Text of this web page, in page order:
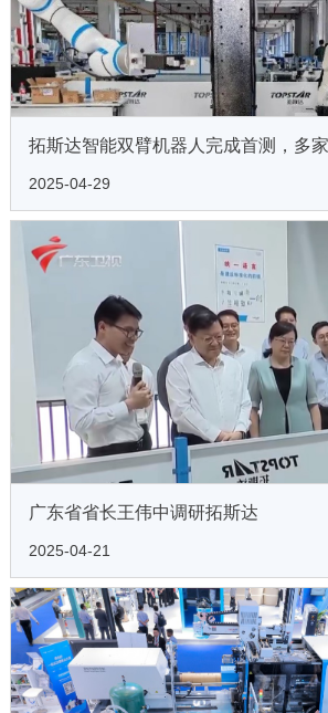
拓斯达智能双臂机器人完成首测，多
2025-04-29
广东省省长王伟中调研拓斯达
2025-04-21